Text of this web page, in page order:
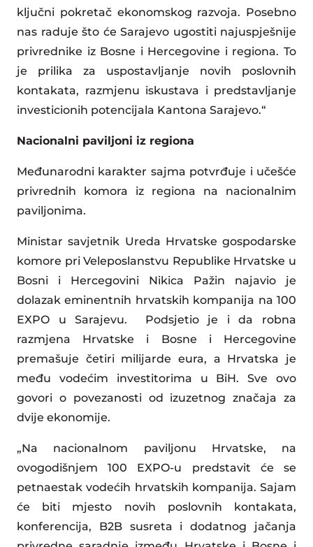
ključni pokretač ekonomskog razvoja. Posebno
nas raduje što će Sarajevo ugostiti najuspješnije
privrednike iz Bosne i Hercegovine i regiona. To
je prilika za uspostavljanje novih poslovnih
kontakata, razmjenu iskustava i predstavljanje
investicionih potencijala Kantona Sarajevo.“
Nacionalni paviljoni iz regiona
Međunarodni karakter sajma potvrđuje i učešće
privrednih komora iz regiona na nacionalnim
paviljonima.
Ministar savjetnik Ureda Hrvatske gospodarske
komore pri Veleposlanstvu Republike Hrvatske u
Bosni i Hercegovini Nikica Pažin najavio je
dolazak eminentnih hrvatskih kompanija na 100
EXPO u Sarajevu. Podsjetio je i da robna
razmjena Hrvatske i Bosne i Hercegovine
premašuje četiri milijarde eura, a Hrvatska je
među vodećim investitorima u BiH. Sve ovo
govori o povezanosti od izuzetnog značaja za
dvije ekonomije.
„Na nacionalnom paviljonu Hrvatske, na
ovogodišnjem 100 EXPO-u predstavit će se
petnaestak vodećih hrvatskih kompanija. Sajam
će biti mjesto novih poslovnih kontakata,
konferencija, B2B susreta i dodatnog jačanja